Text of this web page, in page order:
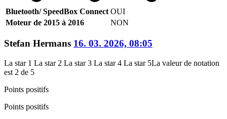
Bluetooth/ SpeedBox Connect OUI
Moteur de 2015 à 2016
NON
Stefan Hermans 16. 03. 2026, 08:05
La star 1 La star 2 La star 3 La star 4 La star 5La valeur de notation
est 2 de 5
Points positifs
Points positifs